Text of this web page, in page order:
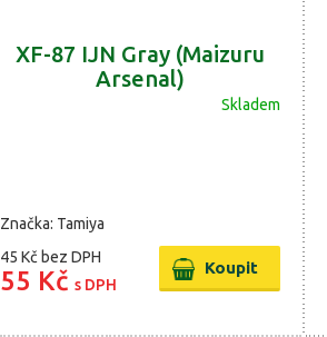
XF-87 IJN Gray (Maizuru
Arsenal)
Skladem
Značka: Tamiya
45 Kč bez DPH
55 Kčs DPH